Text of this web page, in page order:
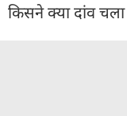
किसने क्या दांव